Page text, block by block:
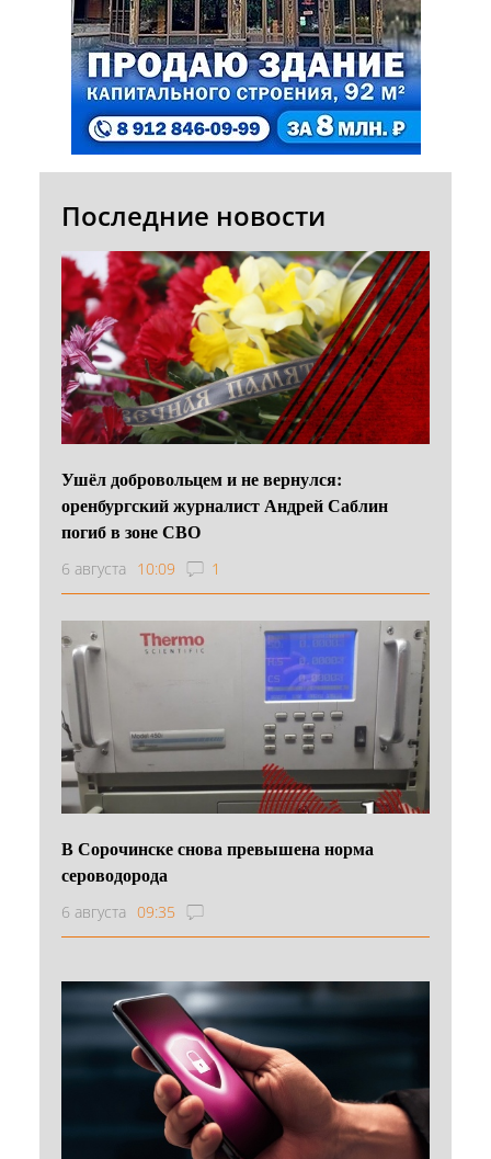
Последние новости
Ушёл добровольцем и не вернулся:
оренбургский журналист Андрей Саблин
погиб в зоне СВО
6 августа 10:09 1
В Сорочинске снова превышена норма
сероводорода
6 августа 09:35